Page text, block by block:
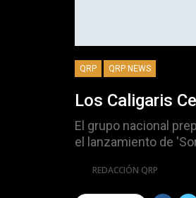
QRP QRP NEWS
Los Caligaris
El grupo nacional
el lanzamiento de
REDACCIÓN QRP